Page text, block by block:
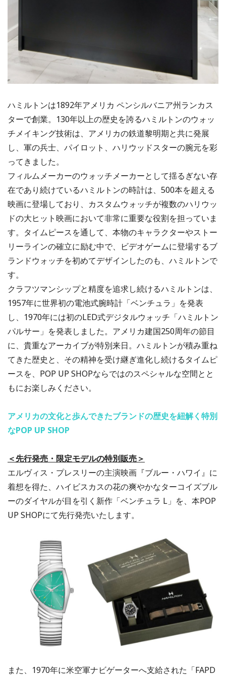
ハミルトンは1892年アメリカ ペンシルバニア州ランカス
ターで創業。130年以上の歴史を誇るハミルトンのウォッ
チメイキング技術は、アメリカの鉄道黎明期と共に発展
し、軍の兵士、パイロット、ハリウッドスターの腕元を彩
ってきました。
フィルムメーカーのウォッチメーカーとして揺るぎない存
在であり続けているハミルトンの時計は、500本を超える
映画に登場しており、カスタムウォッチが複数のハリウッ
ドの大ヒット映画において非常に重要な役割を担っていま
す。タイムピースを通して、本物のキャラクターやストー
リーラインの確立に励む中で、ビデオゲームに登場するブ
ランドウォッチを初めてデザインしたのも、ハミルトンで
す。
クラフツマンシップと精度を追求し続けるハミルトンは、
1957年に世界初の電池式腕時計「ベンチュラ」を発表
し、1970年には初のLED式デジタルウォッチ「ハミルトン
パルサー」を発表しました。アメリカ建国250周年の節目
に、貴重なアーカイブが特別来日。ハミルトンが積み重ね
てきた歴史と、その精神を受け継ぎ進化し続けるタイムピ
ースを、POP UP SHOPならではのスペシャルな空間とと
もにお楽しみください。
アメリカの文化と歩んできたブランドの歴史を紐解く特別
なPOP UP SHOP
＜先行発売・限定モデルの特別販売＞
エルヴィス・プレスリーの主演映画『ブルー・ハワイ』に
着想を得た、ハイビスカスの花の爽やかなターコイズブル
ーのダイヤルが目を引く新作「ベンチュラ L」を、本POP
UP SHOPにて先行発売いたします。
また、1970年に米空軍ナビゲーターへ支給された「FAPD